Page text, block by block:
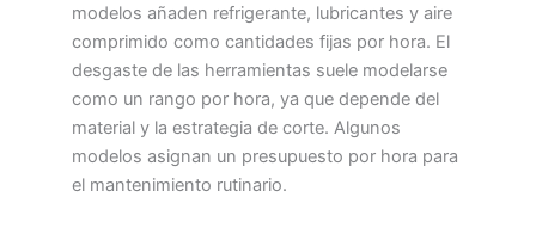
modelos añaden refrigerante, lubricantes y aire
comprimido como cantidades fijas por hora. El
desgaste de las herramientas suele modelarse
como un rango por hora, ya que depende del
material y la estrategia de corte. Algunos
modelos asignan un presupuesto por hora para
el mantenimiento rutinario.